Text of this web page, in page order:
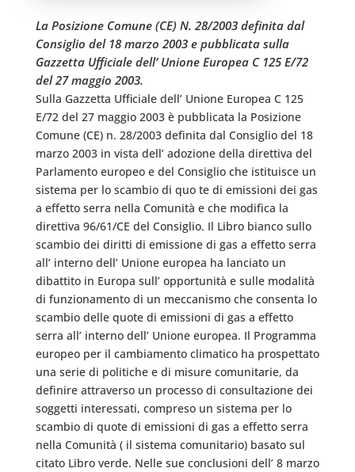
La Posizione Comune (CE) N. 28/2003 definita dal
Consiglio del 18 marzo 2003 e pubblicata sulla
Gazzetta Ufficiale dell’ Unione Europea C 125 E/72
del 27 maggio 2003.
Sulla Gazzetta Ufficiale dell’ Unione Europea C 125
E/72 del 27 maggio 2003 è pubblicata la Posizione
Comune (CE) n. 28/2003 definita dal Consiglio del 18
marzo 2003 in vista dell’ adozione della direttiva del
Parlamento europeo e del Consiglio che istituisce un
sistema per lo scambio di quo te di emissioni dei gas
a effetto serra nella Comunità e che modifica la
direttiva 96/61/CE del Consiglio. Il Libro bianco sullo
scambio dei diritti di emissione di gas a effetto serra
all’ interno dell’ Unione europea ha lanciato un
dibattito in Europa sull’ opportunità e sulle modalità
di funzionamento di un meccanismo che consenta lo
scambio delle quote di emissioni di gas a effetto
serra all’ interno dell’ Unione europea. Il Programma
europeo per il cambiamento climatico ha prospettato
una serie di politiche e di misure comunitarie, da
definire attraverso un processo di consultazione dei
soggetti interessati, compreso un sistema per lo
scambio di quote di emissioni di gas a effetto serra
nella Comunità ( il sistema comunitario) basato sul
citato Libro verde. Nelle sue conclusioni dell’ 8 marzo